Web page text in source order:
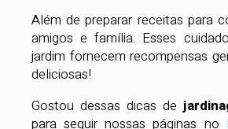
Além de preparar receitas para
amigos e família. Esses
jardim fornecem recompensas
deliciosas!
Gostou dessas dicas de
para seguir nossas páginas no